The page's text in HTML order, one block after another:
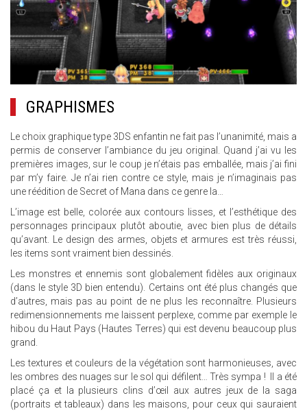
GRAPHISMES
Le choix graphique type 3DS enfantin ne fait pas l’unanimité, mais a
permis de conserver l’ambiance du jeu original. Quand j’ai vu les
premières images, sur le coup je n’étais pas emballée, mais j’ai fini
par m’y faire. Je n’ai rien contre ce style, mais je n’imaginais pas
une réédition de Secret of Mana dans ce genre la…
L’image est belle, colorée aux contours lisses, et l’esthétique des
personnages principaux plutôt aboutie, avec bien plus de détails
qu’avant. Le design des armes, objets et armures est très réussi,
les items sont vraiment bien dessinés.
Les monstres et ennemis sont globalement fidèles aux originaux
(dans le style 3D bien entendu). Certains ont été plus changés que
d’autres, mais pas au point de ne plus les reconnaître. Plusieurs
redimensionnements me laissent perplexe, comme par exemple le
hibou du Haut Pays (Hautes Terres) qui est devenu beaucoup plus
grand.
Les textures et couleurs de la végétation sont harmonieuses, avec
les ombres des nuages sur le sol qui défilent… Très sympa ! Il a été
placé ça et la plusieurs clins d’œil aux autres jeux de la saga
(portraits et tableaux) dans les maisons, pour ceux qui sauraient